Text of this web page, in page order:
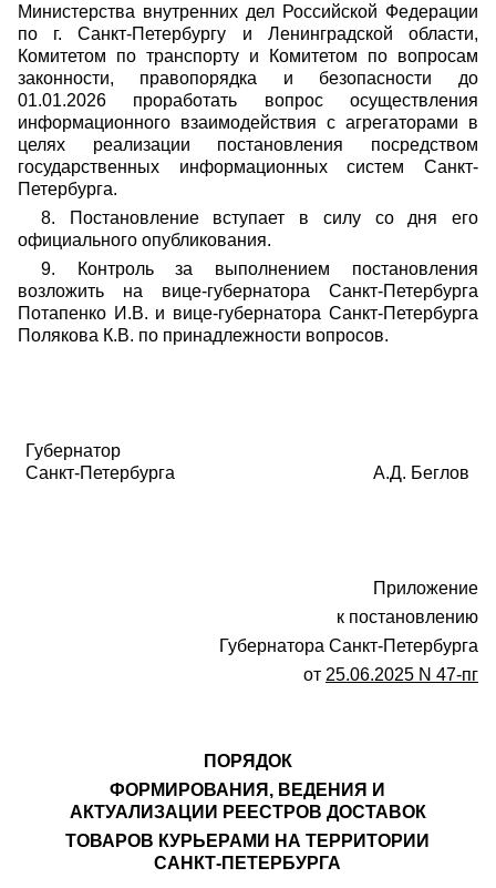
Министерства внутренних дел Российской Федерации
по г. Санкт-Петербургу и Ленинградской области,
Комитетом по транспорту и Комитетом по вопросам
законности, правопорядка и безопасности до
01.01.2026 проработать вопрос осуществления
информационного взаимодействия с агрегаторами в
целях реализации постановления посредством
государственных информационных систем Санкт-
Петербурга.
8. Постановление вступает в силу со дня его
официального опубликования.
9. Контроль за выполнением постановления
возложить на вице-губернатора Санкт-Петербурга
Потапенко И.В. и вице-губернатора Санкт-Петербурга
Полякова К.В. по принадлежности вопросов.
Губернатор
Санкт-Петербурга
А.Д. Беглов
Приложение
к постановлению
Губернатора Санкт-Петербурга
от 25.06.2025 N 47-пг
ПОРЯДОК
ФОРМИРОВАНИЯ, ВЕДЕНИЯ И
АКТУАЛИЗАЦИИ РЕЕСТРОВ ДОСТАВОК
ТОВАРОВ КУРЬЕРАМИ НА ТЕРРИТОРИИ
САНКТ-ПЕТЕРБУРГА